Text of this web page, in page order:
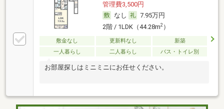
管理費3,500円
なし
7.95万円
2階 / 1LDK（44.28m2）
敷金なし 更新料なし
新築
一人暮らし
二人暮らし バス・トイレ別
お部屋探しはミニミニにお任せください。